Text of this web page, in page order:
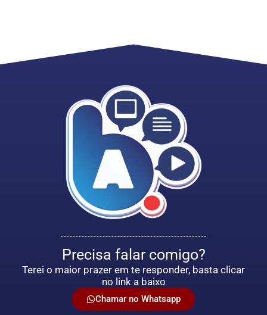
Precisa falar comigo?
Terei o maior prazer em te responder, basta clicar
no link a baixo
Chamar no Whatsapp